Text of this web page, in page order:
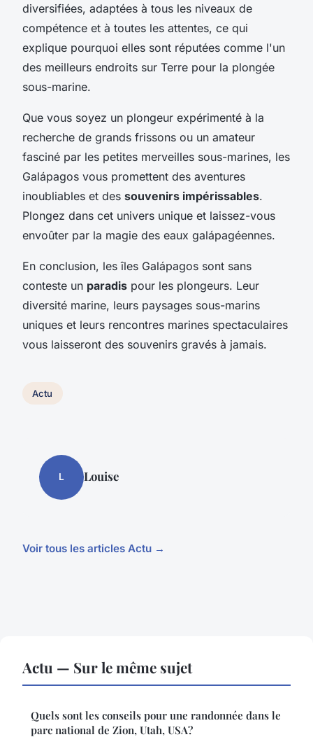
diversifiées, adaptées à tous les niveaux de
compétence et à toutes les attentes, ce qui
explique pourquoi elles sont réputées comme l'un
des meilleurs endroits sur Terre pour la plongée
sous-marine.
Que vous soyez un plongeur expérimenté à la
recherche de grands frissons ou un amateur
fasciné par les petites merveilles sous-marines, les
Galápagos vous promettent des aventures
inoubliables et des souvenirs impérissables.
Plongez dans cet univers unique et laissez-vous
envoûter par la magie des eaux galápagéennes.
En conclusion, les îles Galápagos sont sans
conteste un paradis pour les plongeurs. Leur
diversité marine, leurs paysages sous-marins
uniques et leurs rencontres marines spectaculaires
vous laisseront des souvenirs gravés à jamais.
Actu
L Louise
Voir tous les articles Actu →
Actu — Sur le même sujet
Quels sont les conseils pour une randonnée dans le
parc national de Zion, Utah, USA?